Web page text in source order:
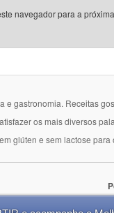
navegador para a
e gastronomia. Receitas
os mais diversos
glúten e sem lactose